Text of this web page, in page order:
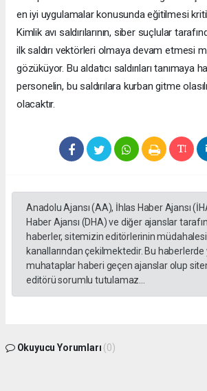
en iyi uygulamalar konusunda eğitilmesi
Kimlik avı saldırılarının, siber suçlular
ilk saldırı vektörleri olmaya devam etmesi
gözüküyor. Bu aldatıcı saldırıları tanımaya
personelin, bu saldırılara kurban gitme
olacaktır.
Anadolu Ajansı (AA), İhlas Haber Ajansı
Haber Ajansı (DHA) ve diğer ajanslar
haberler, sitemizin editörlerinin
kanallarından çekilmektedir. Bu
muhataplar haberi geçen ajanslar olup
editörü sorumlu tutulamaz...
Okuyucu Yorumları (0)